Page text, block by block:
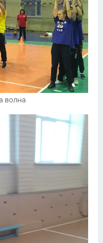
волна